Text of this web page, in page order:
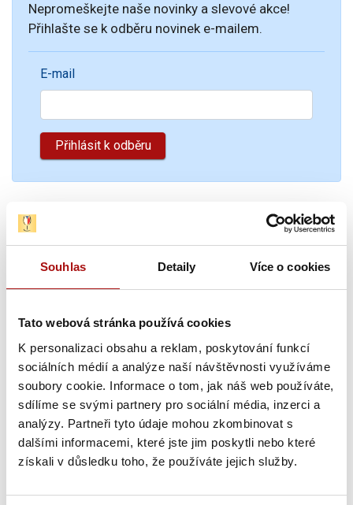
Souhlas Detaily Více o cookies
Tato webová stránka používá cookies
K personalizaci obsahu a reklam, poskytování funkcí
sociálních médií a analýze naší návštěvnosti využíváme
soubory cookie. Informace o tom, jak náš web používáte,
sdílíme se svými partnery pro sociální média, inzerci a
analýzy. Partneři tyto údaje mohou zkombinovat s
dalšími informacemi, které jste jim poskytli nebo které
získali v důsledku toho, že používáte jejich služby.
Nepromeškejte naše novinky a slevové akce!
Přihlašte se k odběru novinek e-mailem.
E-mail
Novinky
Šampionem Národní soutěže vín v Čechách
se stal Ryzlink rýnský z Mělníka
Národní soutěž vín zahájila letošní sezónu opět hodnocením